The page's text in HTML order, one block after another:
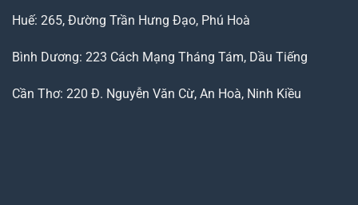
Huế: 265, Đường Trần Hưng Đạo, Phú Hoà
Bình Dương: 223 Cách Mạng Tháng Tám, Dầu Tiếng
Cần Thơ: 220 Đ. Nguyễn Văn Cừ, An Hoà, Ninh Kiều